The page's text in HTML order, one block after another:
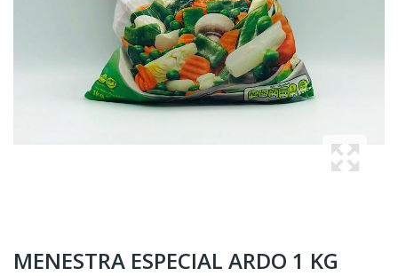
MENESTRA ESPECIAL ARDO 1 KG